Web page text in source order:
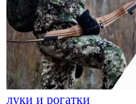
луки и рогатки